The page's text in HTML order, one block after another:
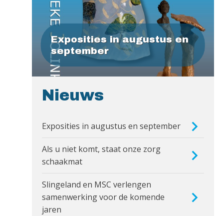
Exposities in augustus en
september
Nieuws
Exposities in augustus en september
Als u niet komt, staat onze zorg
schaakmat
Slingeland en MSC verlengen
samenwerking voor de komende
jaren